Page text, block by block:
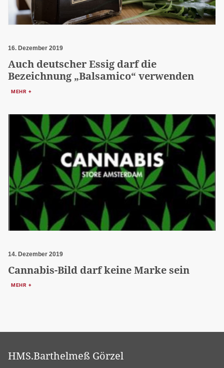
16. Dezember 2019
Auch deutscher Essig darf die
Bezeichnung „Balsamico“ verwenden
MEHR +
14. Dezember 2019
Cannabis-Bild darf keine Marke sein
MEHR +
HMS.Barthelmeß Görzel